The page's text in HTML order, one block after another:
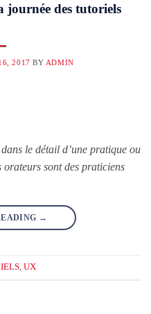
journée des tutoriels
2017 BY ADMIN
le détail d’une pratique ou
orateurs sont des praticiens
→
, UX